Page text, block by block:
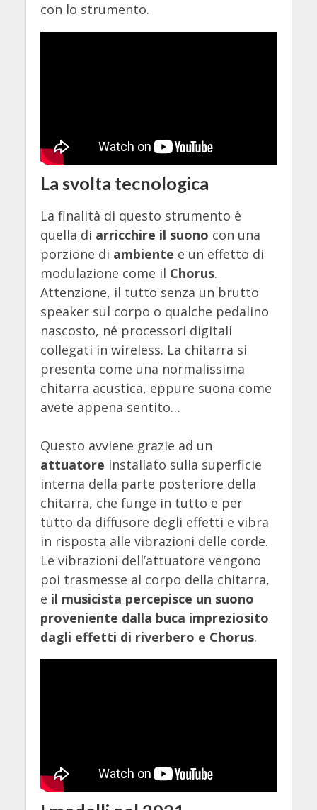
con lo strumento.
La svolta tecnologica
La finalità di questo strumento è
quella di arricchire il suono con una
porzione di ambiente e un effetto di
modulazione come il Chorus.
Attenzione, il tutto senza un brutto
speaker sul corpo o qualche pedalino
nascosto, né processori digitali
collegati in wireless. La chitarra si
presenta come una normalissima
chitarra acustica, eppure suona come
avete appena sentito…
Questo avviene grazie ad un
attuatore installato sulla superficie
interna della parte posteriore della
chitarra, che funge in tutto e per
tutto da diffusore degli effetti e vibra
in risposta alle vibrazioni delle corde.
Le vibrazioni dell’attuatore vengono
poi trasmesse al corpo della chitarra,
e il musicista percepisce un suono
proveniente dalla buca impreziosito
dagli effetti di riverbero e Chorus.